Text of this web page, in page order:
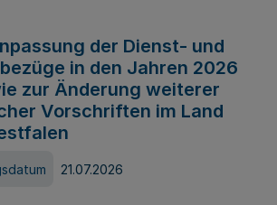
der Dienst- und
in den Jahren 2026
zur Änderung weiterer
Vorschriften im Land
21.07.2026